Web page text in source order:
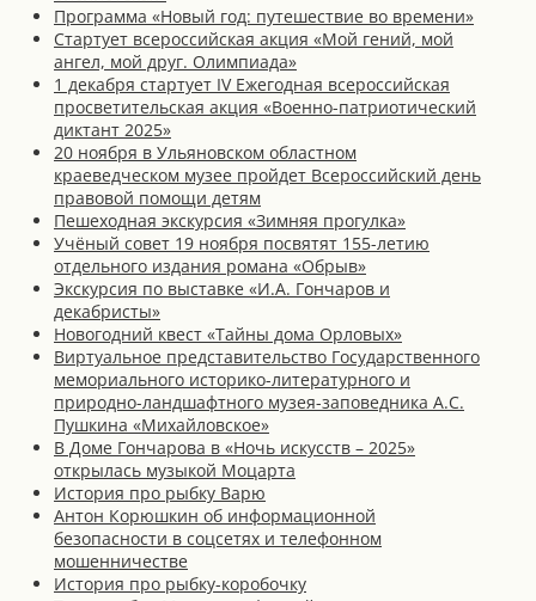
Программа «Новый год: путешествие во времени»
Стартует всероссийская акция «Мой гений, мой
ангел, мой друг. Олимпиада»
1 декабря стартует IV Ежегодная всероссийская
просветительская акция «Военно-патриотический
диктант 2025»
20 ноября в Ульяновском областном
краеведческом музее пройдет Всероссийский день
правовой помощи детям
Пешеходная экскурсия «Зимняя прогулка»
Учёный совет 19 ноября посвятят 155-летию
отдельного издания романа «Обрыв»
Экскурсия по выставке «И.А. Гончаров и
декабристы»
Новогодний квест «Тайны дома Орловых»
Виртуальное представительство Государственного
мемориального историко-литературного и
природно-ландшафтного музея-заповедника А.С.
Пушкина «Михайловское»
В Доме Гончарова в «Ночь искусств – 2025»
открылась музыкой Моцарта
История про рыбку Варю
Антон Корюшкин об информационной
безопасности в соцсетях и телефонном
мошенничестве
История про рыбку-коробочку